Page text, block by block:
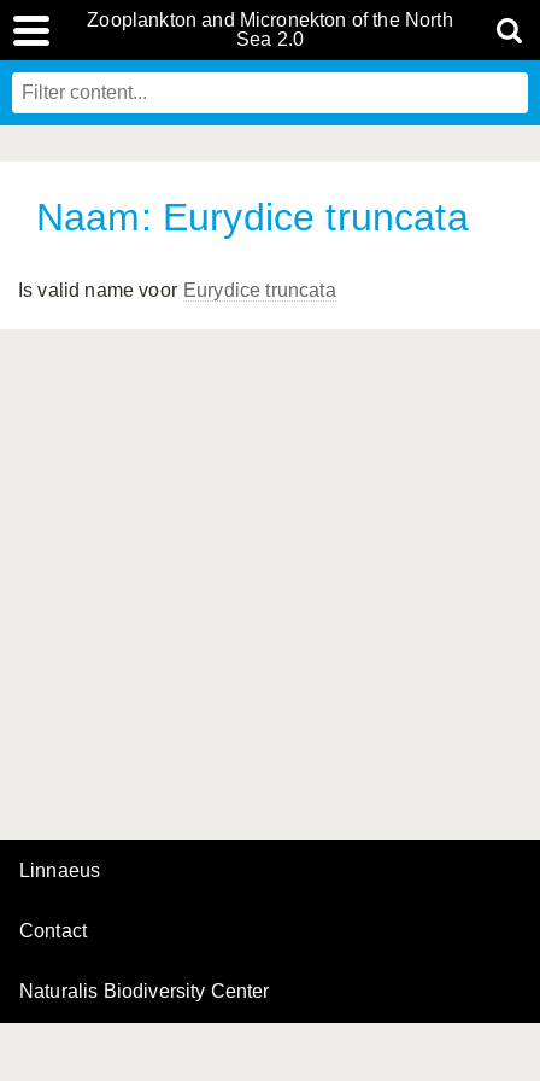
Zooplankton and Micronekton of the North
Sea 2.0
Naam: Eurydice truncata
Is valid name voor Eurydice truncata
Linnaeus
Contact
Naturalis Biodiversity Center